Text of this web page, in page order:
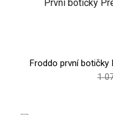
Froddo první
1